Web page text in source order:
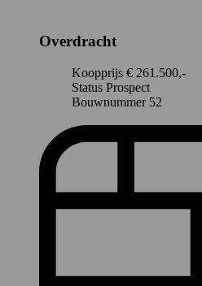
Overdracht
Koopprijs € 261.500,-
Status Prospect
Bouwnummer 52